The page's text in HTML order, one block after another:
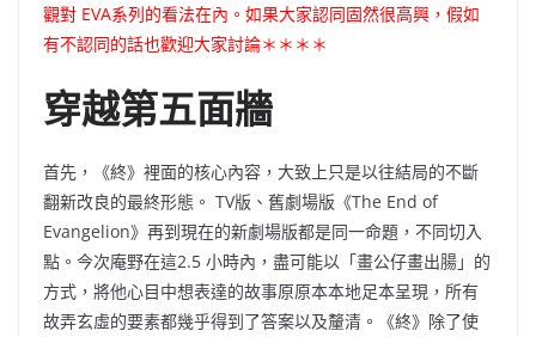
觀對 EVA系列的看法在內。如果大家認同固然很高興，假如
有不認同的話也歡迎大家討論＊＊＊＊
穿越第五面牆
首先 ，
《終》裡面的核心內容，大致上只是以往結局的不斷
翻新改良的最終形態。 TV版、 舊劇場版 《The End of
Evangelion》 再到現在的新劇場版都是同一命題，不同切入
點。今次庵野在這2.5 小時內，盡可能以「畫公仔畫出腸」的
方式，將他心目中想表達的故事原原本本地足本呈現，所有
故弄玄虛的要素都幾乎得到了答案以及釐清。《終》除了使